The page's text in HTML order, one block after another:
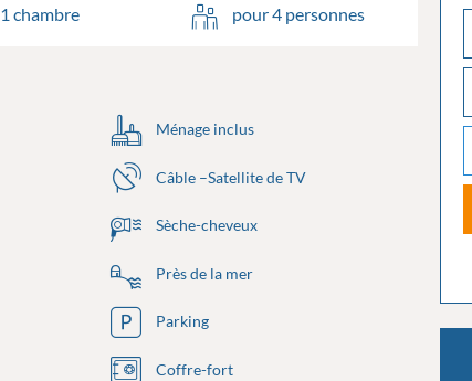
1 chambre pour 4 personnes
Ménage inclus
Câble –Satellite de TV
Sèche-cheveux
Près de la mer
Parking
Coffre-fort